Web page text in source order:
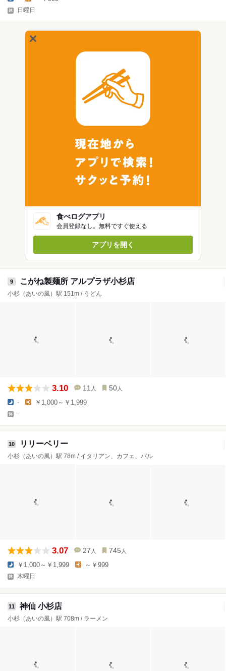
日曜日
食べログアプリ
会員登録なし。無料ですぐ使える
アプリを開く
9 こがね製麺所 アルプラザ小杉店
小杉（あいの風）駅 151m / うどん
3.10 11 人 50 人
- ￥1,000～￥1,999
-
10 リリーベリー
小杉（あいの風）駅 78m / イタリアン、カフェ、バル
3.07 27 人 745 人
￥1,000～￥1,999 ～￥999
木曜日
11 神仙 小杉店
小杉（あいの風）駅 708m / ラーメン